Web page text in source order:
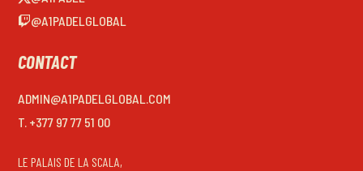
@A1PADELGLOBAL
CONTACT
ADMIN@A1PADELGLOBAL.COM
T. +377 97 77 51 00
LE PALAIS DE LA SCALA,